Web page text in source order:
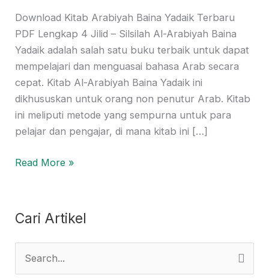
Download Kitab Arabiyah Baina Yadaik Terbaru
PDF Lengkap 4 Jilid – Silsilah Al-Arabiyah Baina
Yadaik adalah salah satu buku terbaik untuk dapat
mempelajari dan menguasai bahasa Arab secara
cepat. Kitab Al-Arabiyah Baina Yadaik ini
dikhususkan untuk orang non penutur Arab. Kitab
ini meliputi metode yang sempurna untuk para
pelajar dan pengajar, di mana kitab ini […]
Lengkap
4
Jilid
Read More »
Cari Artikel